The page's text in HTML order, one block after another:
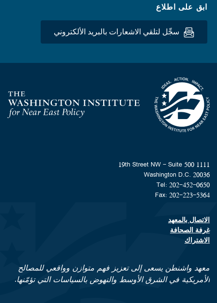
ابق على اطلاع
سجِّل لتلقي الاشعارات بالبريد الألكتروني
Homepage
1111 19th Street NW - Suite 500
Washington D.C. 20036
Tel: 202-452-0650
Fax: 202-223-5364
Footer contact links
الاتصال بالمعهد
غرفة الصحافة
الاشتراك
معهد واشنطن يسعى إلى تعزيز فهم متوازن وواقعي للمصالح
الأمريكية في الشرق الأوسط والنهوض بالسياسات التي تؤمّنها.